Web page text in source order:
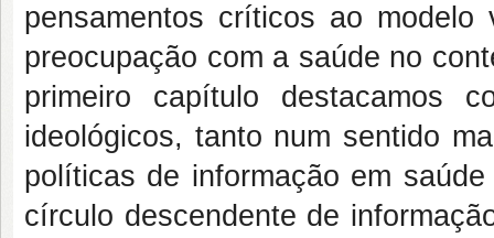
pensamentos críticos ao
preocupação com a saúde no
primeiro capítulo destacamos
ideológicos, tanto num sentido
políticas de informação em
círculo descendente de